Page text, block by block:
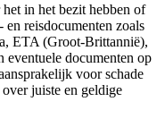
in het bezit hebben of
reisdocumenten zoals
ETA (Groot-Brittannië),
eventuele documenten op
voor schade
juiste en geldige